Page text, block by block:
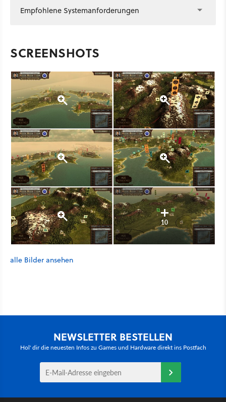
Empfohlene Systemanforderungen
SCREENSHOTS
10
alle Bilder ansehen
NEWSLETTER BESTELLEN
Hol' dir die neuesten Infos zu Games und Hardware direkt ins Postfach